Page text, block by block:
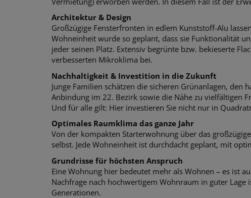
Architektur & Design
Großzügige Fensterfronten in edlem Kunststoff-Alu
Wohneinheit wurde so geplant, dass sie Funktionalität
jeder seinen Platz. Extensiv begrünte bzw. bekieserte
verbesserten Mikroklima bei.
Nachhaltigkeit & Investition in die Zukunft
Junge Familien schätzen die sicheren Grünanlagen,
Anbindung im 22. Bezirk sowie die Nähe zu vielfältigen
Und für alle gilt: Hier investieren Sie nicht nur in
Optimales Raumklima das ganze Jahr
Von der kompakten Starterwohnung über das
selbst. Jede Wohneinheit ist durchdacht geplant, mit
Grundrisse für höchsten Anspruch
Eine Wohnung hier bedeutet mehr als Wohnen – es ist
Nachfrage nach hochwertigem Wohnraum in guter
Generationen.